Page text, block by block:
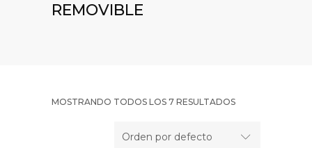
REMOVIBLE
MOSTRANDO TODOS LOS 7 RESULTADOS
Orden por defecto